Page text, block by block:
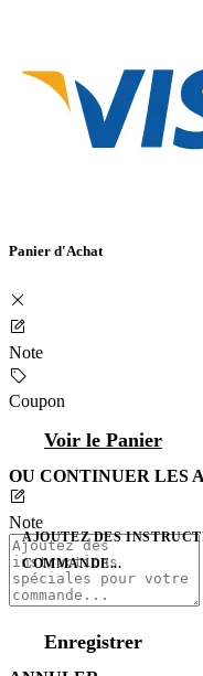
Panier d'Achat
Note
Coupon
Voir le Panier
OU CONTINUER LES
Note
AJOUTEZ DES
COMMANDE...
Enregistrer